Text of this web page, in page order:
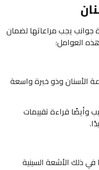
جوانب يجب مراعاتها لضمان
العوامل:
الأسنان وذو خبرة واسعة
وأيضًا قراءة تقييمات
ذلك الأشعة السينية